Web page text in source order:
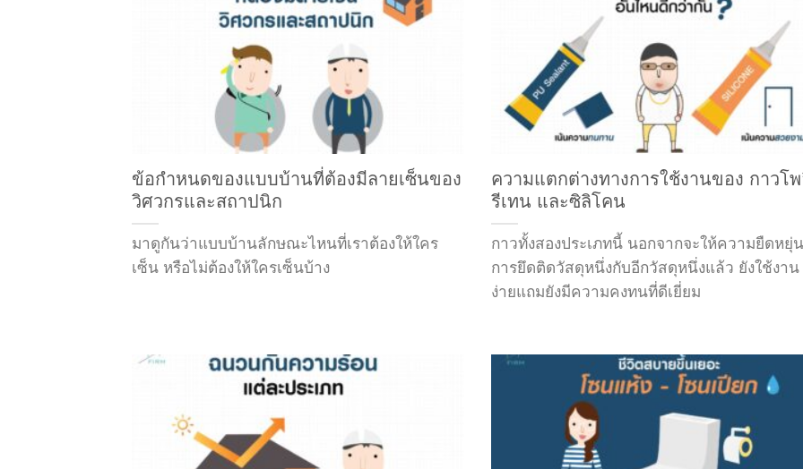
ข้อกำหนดของแบบบ้านที่ต้องมีลายเซ็นของ
วิศวกรและสถาปนิก
มาดูกันว่าแบบบ้านลักษณะไหนที่เราต้องให้ใคร
เซ็น หรือไม่ต้องให้ใครเซ็นบ้าง
ความแตกต่างทางการใช้งานของ กาวโ
รีเทน และซิลิโคน
กาวทั้งสองประเภทนี้ นอกจากจะให้ความยืดหยุ่
การยึดติดวัสดุหนึ่งกับอีกวัสดุหนึ่งแล้ว ยังใช้งาน
ง่ายแถมยังมีความคงทนที่ดีเยี่ยม